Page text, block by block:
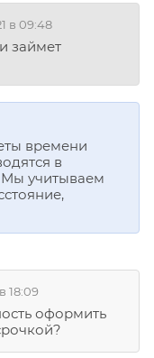
в 09:48
займет
времени
в
учитываем
18:09
оформить